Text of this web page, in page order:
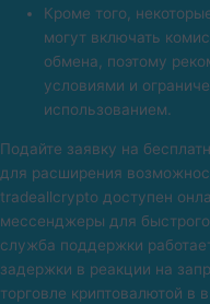
Кроме того,
могут включать
обмена, поэтому
условиями и
использованием.
Подайте заявку на
для расширения
tradeallcrypto доступен
мессенджеры для
служба поддержки
задержки в реакции на
торговле криптовалютой в